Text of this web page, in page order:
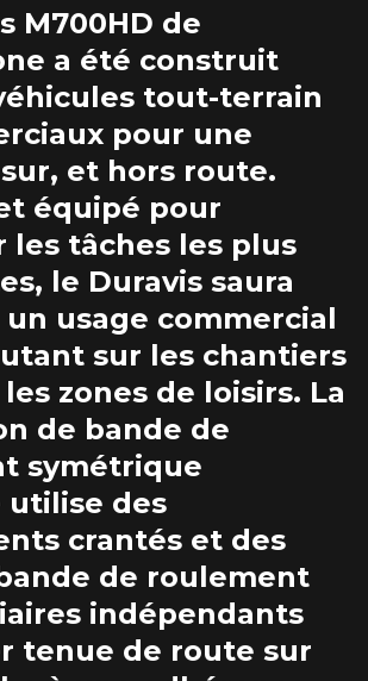
M700HD de
a été construit
tout-terrain
pour une
et hors route.
équipé pour
les tâches les plus
le Duravis saura
usage commercial
sur les chantiers
zones de loisirs. La
de bande de
symétrique
utilise des
crantés et des
de roulement
indépendants
tenue de route sur